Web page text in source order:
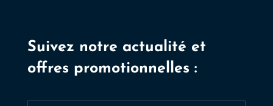
Suivez notre actualité et
offres promotionnelles :